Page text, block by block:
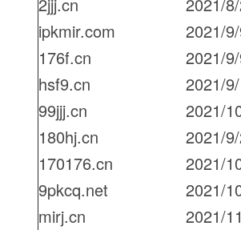
ipkmir.com
2021/
176f.cn
2021/
hsf9.cn
2021/
99jjj.cn
2021/
180hj.cn
2021/
170176.cn
2021/
9pkcq.net
2021/
mirj.cn
2021/